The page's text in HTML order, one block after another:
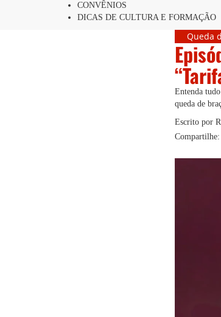
CONVÊNIOS
DICAS DE CULTURA E FORMAÇÃO
Queda
Entenda
queda de
Escrito por
Compartilhe: